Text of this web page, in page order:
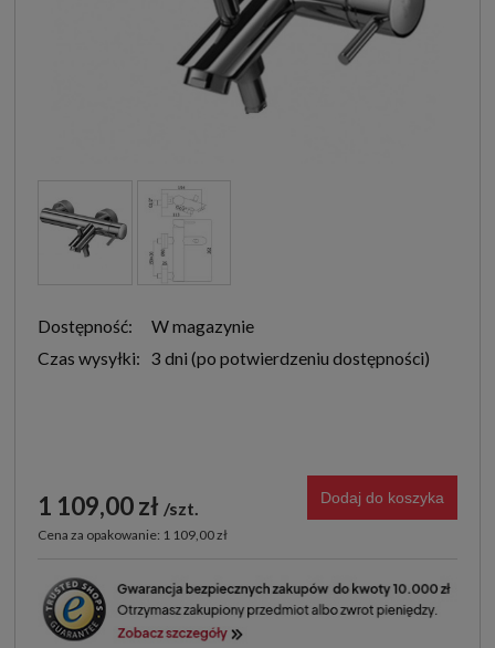
Dostępność:
W magazynie
Czas wysyłki: 3 dni
1 109,00 zł szt.
Cena za opakowanie: 1 109,00 zł
Dodaj do koszyka